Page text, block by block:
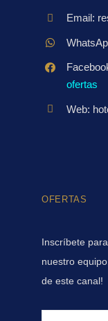
Email:
ofertas
Web:
OFERTAS
Inscríbete
nuestro
de este canal!